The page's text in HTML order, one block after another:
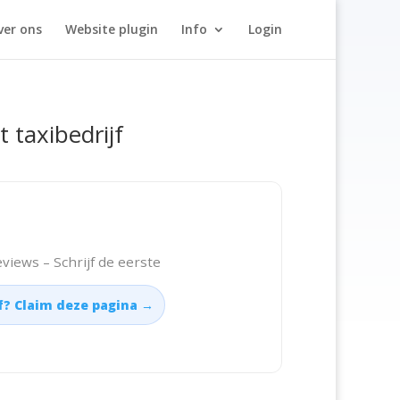
ons Website plugin Info Login
taxibedrijf
– Schrijf de eerste
Claim deze pagina →